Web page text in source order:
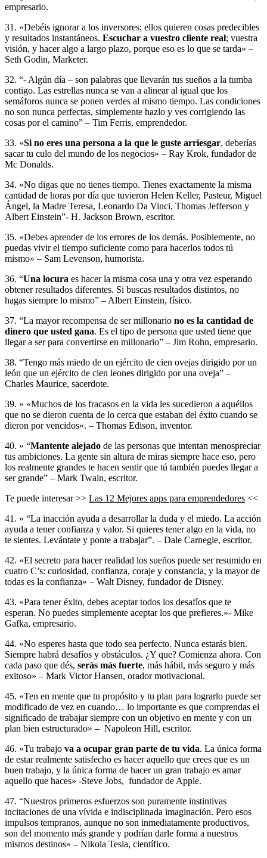
empresario.
31. «Debéis ignorar a los inversores; ellos quieren cosas predecibles
y resultados instantáneos. Escuchar a vuestro cliente real; vuestra
visión, y hacer algo a largo plazo, porque eso es lo que se tarda» –
Seth Godin, Marketer.
32. “- Algún día – son palabras que llevarán tus sueños a la tumba
contigo. Las estrellas nunca se van a alinear al igual que los
semáforos nunca se ponen verdes al mismo tiempo. Las condiciones
no son nunca perfectas, simplemente hazlo y ves corrigiendo las
cosas por el camino” – Tim Ferris, emprendedor.
33. «Si no eres una persona a la que le guste arriesgar, deberías
sacar tu culo del mundo de los negocios» – Ray Krok, fundador de
Mc Donalds.
34. «No digas que no tienes tiempo. Tienes exactamente la misma
cantidad de horas por día que tuvieron Helen Keller, Pasteur, Miguel
Ángel, la Madre Teresa, Leonardo Da Vinci, Thomas Jefferson y
Albert Einstein”- H. Jackson Brown, escritor.
35. «Debes aprender de los errores de los demás. Posiblemente, no
puedas vivir el tiempo suficiente como para hacerlos todos tú
mismo» – Sam Levenson, humorista.
36. “Una locura es hacer la misma cosa una y otra vez esperando
obtener resultados diferentes. Si buscas resultados distintos, no
hagas siempre lo mismo” – Albert Einstein, físico.
37. “La mayor recompensa de ser millonario no es la cantidad de
dinero que usted gana. Es el tipo de persona que usted tiene que
llegar a ser para convertirse en millonario” – Jim Rohn, empresario.
38. “Tengo más miedo de un ejército de cien ovejas dirigido por un
león que un ejército de cien leones dirigido por una oveja” –
Charles Maurice, sacerdote.
39. » «Muchos de los fracasos en la vida les sucedieron a aquéllos
que no se dieron cuenta de lo cerca que estaban del éxito cuando se
dieron por vencidos». – Thomas Edison, inventor.
40. » “Mantente alejado de las personas que intentan menospreciar
tus ambiciones. La gente sin altura de miras siempre hace eso, pero
los realmente grandes te hacen sentir que tú también puedes llegar a
ser grande” – Mark Twain, escritor.
Te puede interesar >> Las 12 Mejores apps para emprendedores <<
41. » “La inacción ayuda a desarrollar la duda y el miedo. La acción
ayuda a tener confianza y valor. Si quieres tener algo en la vida, no
te sientes. Levántate y ponte a trabajar”. – Dale Carnegie, escritor.
42. «El secreto para hacer realidad los sueños puede ser resumido en
cuatro C’s: curiosidad, confianza, coraje y constancia, y la mayor de
todas es la confianza» – Walt Disney, fundador de Disney.
43. «Para tener éxito, debes aceptar todos los desafíos que te
esperan. No puedes simplemente aceptar los que prefieres.»- Mike
Gafka, empresario.
44. «No esperes hasta que todo sea perfecto. Nunca estarás bien.
Siempre habrá desafíos y obstáculos. ¿Y que? Comienza ahora. Con
cada paso que dés, serás más fuerte, más hábil, más seguro y más
exitoso» – Mark Victor Hansen, orador motivacional.
45. «Ten en mente que tu propósito y tu plan para lograrlo puede ser
modificado de vez en cuando… lo importante es que comprendas el
significado de trabajar siempre con un objetivo en mente y con un
plan bien estructurado» – Napoleon Hill, escritor.
46. «Tu trabajo va a ocupar gran parte de tu vida. La única forma
de estar realmente satisfecho es hacer aquello que crees que es un
buen trabajo, y la única forma de hacer un gran trabajo es amar
aquello que haces» -Steve Jobs, fundador de Apple.
47. “Nuestros primeros esfuerzos son puramente instintivas
incitaciones de una vívida e indisciplinada imaginación. Pero esos
impulsos tempranos, aunque no son inmediatamente productivos,
son del momento más grande y podrían darle forma a nuestros
mismos destinos» – Nikola Tesla, científico.